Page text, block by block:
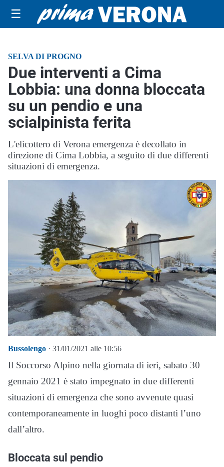
☰
SELVA DI PROGNO
Due interventi a Cima
Lobbia: una donna bloccata
su un pendio e una
scialpinista ferita
L'elicottero di Verona emergenza è decollato in
direzione di Cima Lobbia, a seguito di due differenti
situazioni di emergenza.
Bussolengo · 31/01/2021 alle 10:56
Il Soccorso Alpino nella giornata di ieri, sabato 30
gennaio 2021 è stato impegnato in due differenti
situazioni di emergenza che sono avvenute quasi
contemporaneamente in luoghi poco distanti l’uno
dall’altro.
Bloccata sul pendio